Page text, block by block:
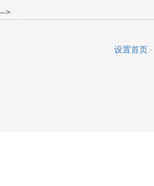
-->
设置首页 -